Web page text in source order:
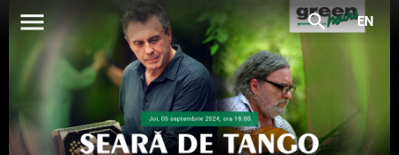
menu search EN